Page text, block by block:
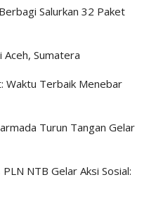
Salurkan 32 Paket
Aceh, Sumatera
Waktu Terbaik Menebar
Turun Tangan Gelar
NTB Gelar Aksi Sosial: